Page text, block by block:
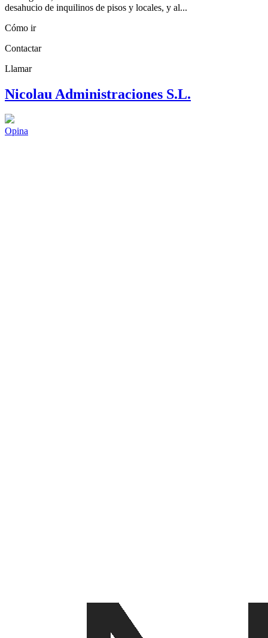
desahucio de inquilinos de pisos y locales, y al...
Cómo ir
Contactar
Llamar
Nicolau Administraciones S.L.
Opina